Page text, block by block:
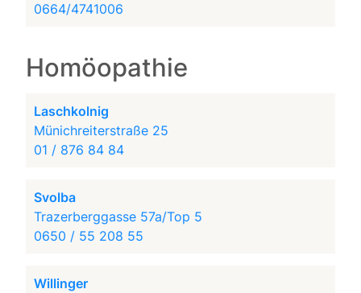
0664/4741006
Homöopathie
Laschkolnig
Münichreiterstraße 25
01 / 876 84 84
Svolba
Trazerberggasse 57a/Top 5
0650 / 55 208 55
Willinger